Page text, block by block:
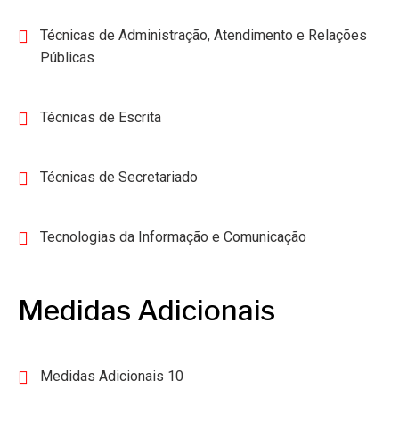
Técnicas de Administração, Atendimento e Relações
Públicas
Técnicas de Escrita
Técnicas de Secretariado
Tecnologias da Informação e Comunicação
Medidas Adicionais
Medidas Adicionais 10